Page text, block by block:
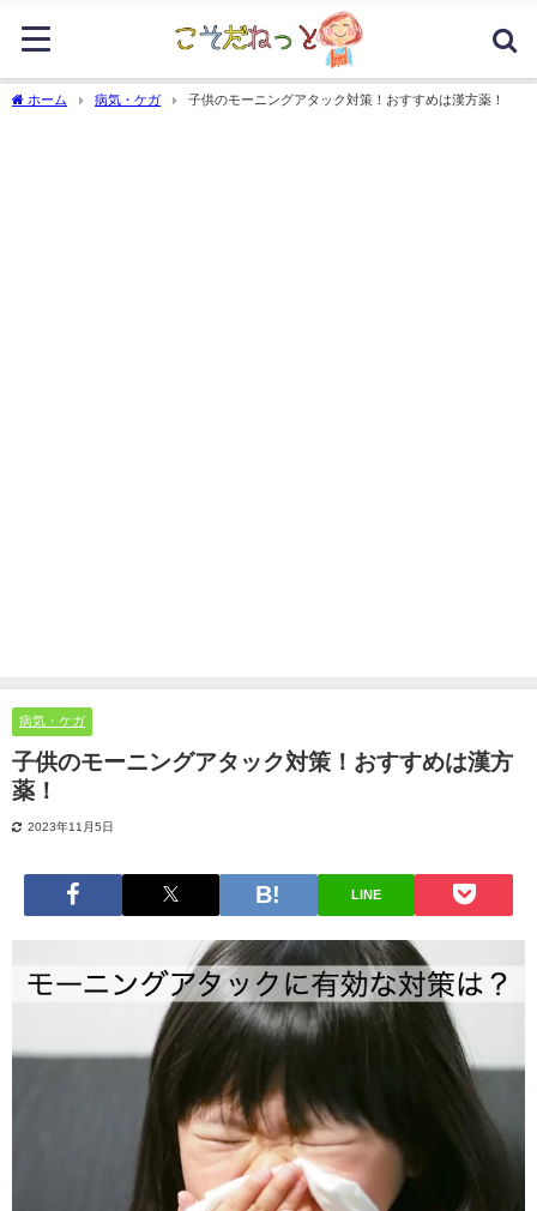
ホーム 病気・ケガ 子供のモーニングアタック対策！おすすめは漢方薬！
病気・ケガ
子供のモーニングアタック対策！おすすめは漢方
薬！
2023年11月5日
LINE